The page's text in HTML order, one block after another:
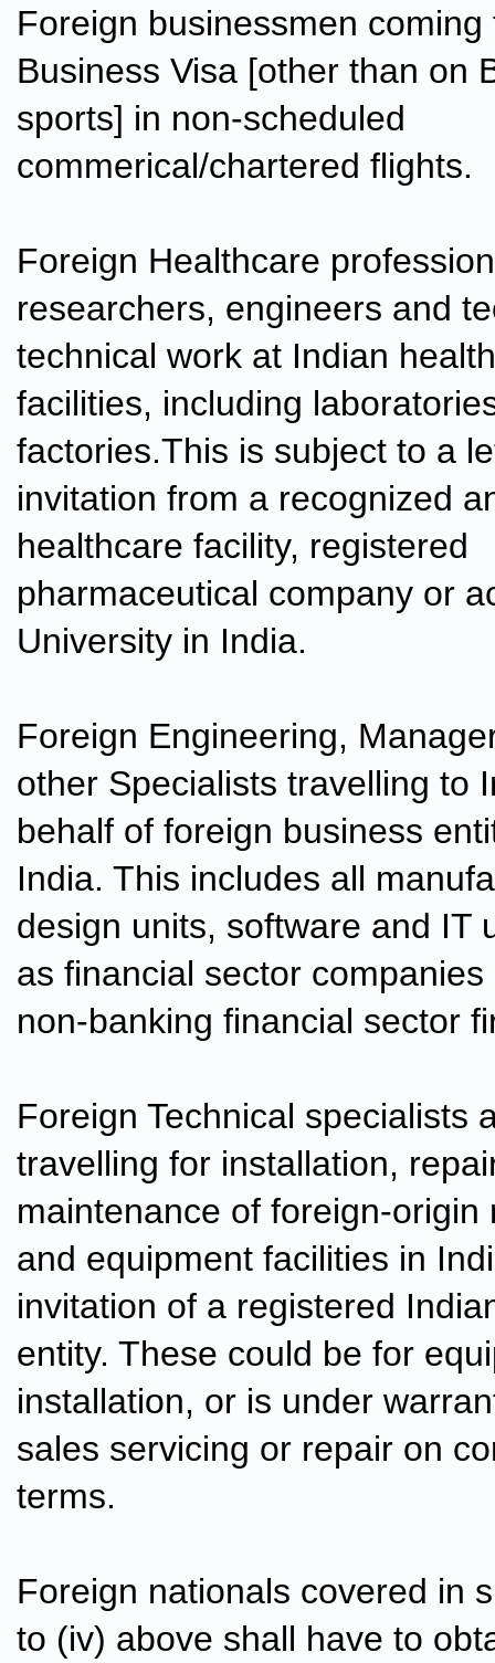
Foreign businessmen
Business Visa [other than on
sports] in non-scheduled
commerical/chartered flights.
Foreign Healthcare
researchers, engineers and
technical work at Indian
facilities, including
factories.This is subject to a
invitation from a recognized
healthcare facility, registered
pharmaceutical company or
University in India.
Foreign Engineering,
other Specialists travelling to
behalf of foreign business
India. This includes all
design units, software and IT
as financial sector
non-banking financial sector
Foreign Technical specialists
travelling for installation,
maintenance of foreign-origin
and equipment facilities in
invitation of a registered
entity. These could be for
installation, or is under
sales servicing or repair on
terms.
Foreign nationals covered in
to (iv) above shall have to